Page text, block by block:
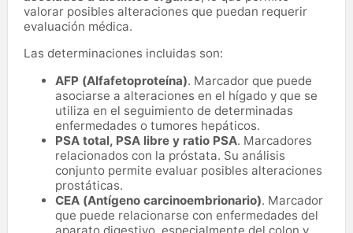
valorar posibles alteraciones que puedan requerir
evaluación médica.
Las determinaciones incluidas son:
AFP (Alfafetoproteína). Marcador que puede
asociarse a alteraciones en el hígado y que se
utiliza en el seguimiento de determinadas
enfermedades o tumores hepáticos.
PSA total, PSA libre y ratio PSA. Marcadores
relacionados con la próstata. Su análisis
conjunto permite evaluar posibles alteraciones
prostáticas.
CEA (Antígeno carcinoembrionario). Marcador
que puede relacionarse con enfermedades del